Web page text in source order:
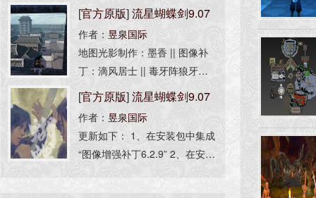
[官方原版]流星蝴蝶剑9.07
官方场景光影增强版
作者： 昱泉国际
地图光影制作：墨香 || 图像补
丁：滴风居士 || 毒牙阵狼牙棒：
三叔 || 协助工具：星河封天 所
有官方地图都添加有光影，除添
加光影外对游戏文件完全没有修
改，不影响联机对战！
[官方原版]流星蝴蝶剑9.07
完整版
作者： 昱泉国际
更新如下： 1、在安装包中集成
“图像增强补丁6.2.9” 2、在安装
包中集成“人物全开选项” 3、解
决不能选择单机任务和局域网的